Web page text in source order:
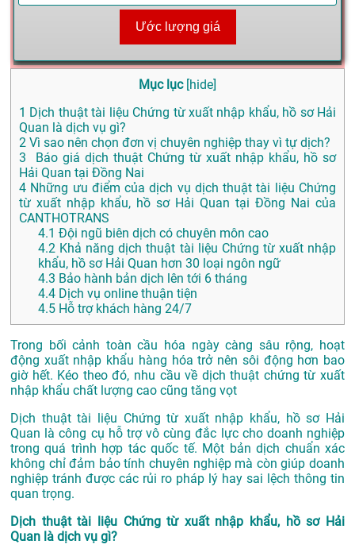
Ước lượng giá
Mục lục [hide]
1 Dịch thuật tài liệu Chứng từ xuất nhập khẩu, hồ sơ Hải
Quan là dịch vụ gì?
2 Vì sao nên chọn đơn vị chuyên nghiệp thay vì tự dịch?
3 Báo giá dịch thuật Chứng từ xuất nhập khẩu, hồ sơ
Hải Quan tại Đồng Nai
4 Những ưu điểm của dịch vụ dịch thuật tài liệu Chứng
từ xuất nhập khẩu, hồ sơ Hải Quan tại Đồng Nai của
CANTHOTRANS
4.1 Đội ngũ biên dịch có chuyên môn cao
4.2 Khả năng dịch thuật tài liệu Chứng từ xuất nhập
khẩu, hồ sơ Hải Quan hơn 30 loại ngôn ngữ
4.3 Bảo hành bản dịch lên tới 6 tháng
4.4 Dịch vụ online thuận tiện
4.5 Hỗ trợ khách hàng 24/7
Trong bối cảnh toàn cầu hóa ngày càng sâu rộng, hoạt
động xuất nhập khẩu hàng hóa trở nên sôi động hơn bao
giờ hết. Kéo theo đó, nhu cầu về dịch thuật chứng từ xuất
nhập khẩu chất lượng cao cũng tăng vọt
Dịch thuật tài liệu Chứng từ xuất nhập khẩu, hồ sơ Hải
Quan là công cụ hỗ trợ vô cùng đắc lực cho doanh nghiệp
trong quá trình hợp tác quốc tế. Một bản dịch chuẩn xác
không chỉ đảm bảo tính chuyên nghiệp mà còn giúp doanh
nghiệp tránh được các rủi ro pháp lý hay sai lệch thông tin
quan trọng.
Dịch thuật tài liệu Chứng từ xuất nhập khẩu, hồ sơ Hải
Quan là dịch vụ gì?